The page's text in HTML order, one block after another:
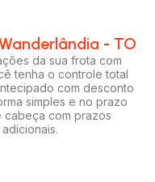
- TO
da sua frota com
tenha o controle total
com desconto
simples e no prazo
com prazos